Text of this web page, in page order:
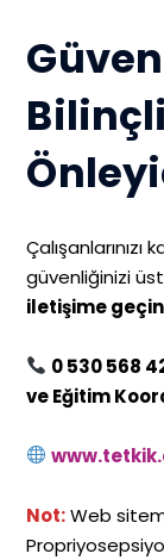
güvenliğinizi
iletişime
0 530 568
ve Eğitim
Not:Web